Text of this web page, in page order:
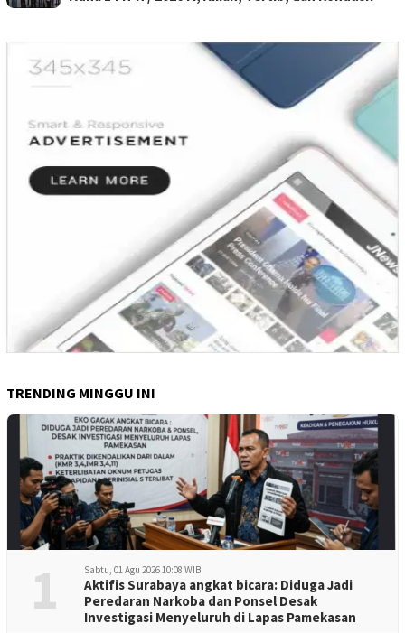
TRENDING MINGGU INI
1 Sabtu, 01 Agu 2026 10:08 WIB
Aktifis Surabaya angkat bicara: Diduga Jadi
Peredaran Narkoba dan Ponsel Desak
Investigasi Menyeluruh di Lapas Pamekasan